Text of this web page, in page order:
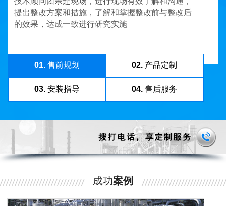
提出整改方案和措施，了解和掌握整改前与整改后
的效果，达成一致进行研究实施
01.售前规划 02. 产品定制
03.安装指导 04. 售后服务
成功案例